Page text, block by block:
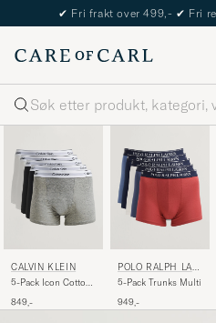
✔ Fri frakt over 499,- ✔ Fri
Søk
CALVIN KLEIN
5-Pack Icon Cotton
Trunk
849,-
POLO RALPH LAU
REN
5-Pack Trunks Multi
949,-